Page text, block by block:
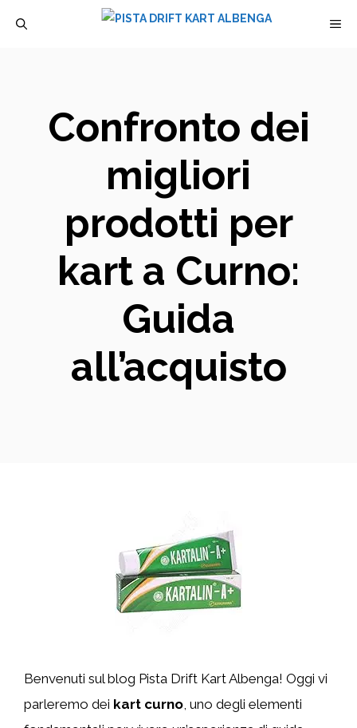
Confronto dei
migliori
prodotti per
kart a Curno:
Guida
all’acquisto
Benvenuti sul blog Pista Drift Kart Albenga! Oggi vi
parleremo dei kart curno, uno degli elementi